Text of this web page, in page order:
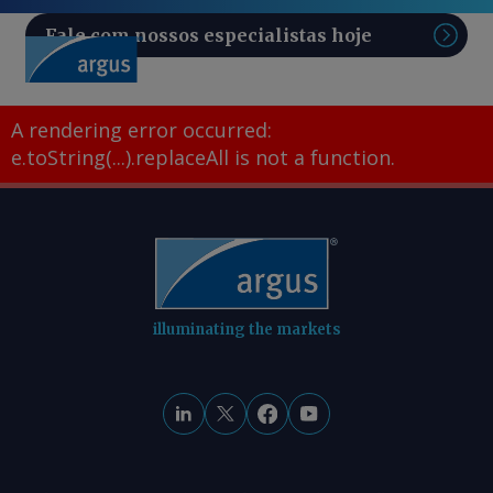
Fale com nossos especialistas hoje
A rendering error occurred:
e.toString(...).replaceAll is not a function.
illuminating the markets